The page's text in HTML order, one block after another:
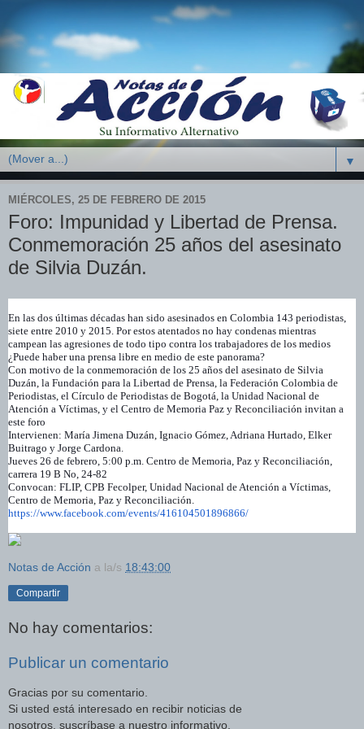
▼
MIÉRCOLES, 25 DE FEBRERO DE 2015
Foro: Impunidad y Libertad de Prensa.
Conmemoración 25 años del asesinato
de Silvia Duzán.
En las dos últimas décadas han sido asesinados en Colombia 143 periodistas,
siete entre 2010 y 2015. Por estos atentados no hay condenas mientras
campean las agresiones de todo tipo contra los trabajadores de los medios
¿Puede haber una prensa libre en medio de este panorama?
Con motivo de la conmemoración de los 25 años del asesinato de Silvia
Duzán, la Fundación para la Libertad de Prensa, la Federación Colombia de
Periodistas, el Círculo de Periodistas de Bogotá, la Unidad Nacional de
Atención a Víctimas, y el Centro de Memoria Paz y Reconciliación invitan a
este foro
Intervienen: María Jimena Duzán, Ignacio Gómez, Adriana Hurtado, Elker
Buitrago y Jorge Cardona.
Jueves 26 de febrero, 5:00 p.m. Centro de Memoria, Paz y Reconciliación,
carrera 19 B No, 24-82
Convocan: FLIP, CPB Fecolper, Unidad Nacional de Atención a Víctimas,
Centro de Memoria, Paz y Reconciliación.
https://www.facebook.com/events/416104501896866/
Notas de Acción a la/s 18:43:00
Compartir
No hay comentarios:
Publicar un comentario
Gracias por su comentario.
Si usted está interesado en recibir noticias de
nosotros, suscríbase a nuestro informativo.